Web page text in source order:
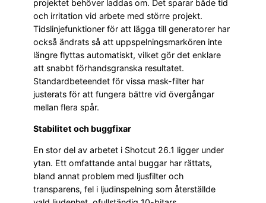
projektet behöver laddas om. Det sparar både tid
och irritation vid arbete med större projekt.
Tidslinjefunktioner för att lägga till generatorer har
också ändrats så att uppspelningsmarkören inte
längre flyttas automatiskt, vilket gör det enklare
att snabbt förhandsgranska resultatet.
Standardbeteendet för vissa mask-filter har
justerats för att fungera bättre vid övergångar
mellan flera spår.
Stabilitet och buggfixar
En stor del av arbetet i Shotcut 26.1 ligger under
ytan. Ett omfattande antal buggar har rättats,
bland annat problem med ljusfilter och
transparens, fel i ljudinspelning som återställde